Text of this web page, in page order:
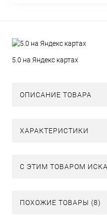
5.0 на Яндекс картах
ОПИСАНИЕ ТОВАРА
ХАРАКТЕРИСТИКИ
C ЭТИМ ТОВАРОМ
ПОХОЖИЕ ТОВАРЫ (8)